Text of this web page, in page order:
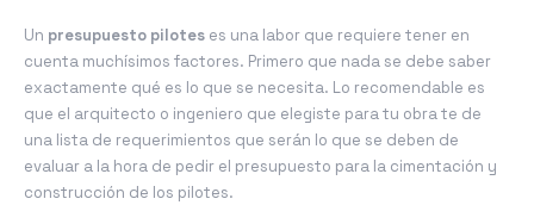
Un presupuesto pilotes es una labor que requiere tener en
cuenta muchísimos factores. Primero que nada se debe saber
exactamente qué es lo que se necesita. Lo recomendable es
que el arquitecto o ingeniero que elegiste para tu obra te de
una lista de requerimientos que serán lo que se deben de
evaluar a la hora de pedir el presupuesto para la cimentación y
construcción de los pilotes.